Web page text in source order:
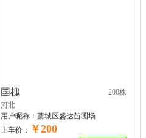
国槐
200株
河北
用户昵称： 藁城区盛达苗圃场
上车价：
￥200